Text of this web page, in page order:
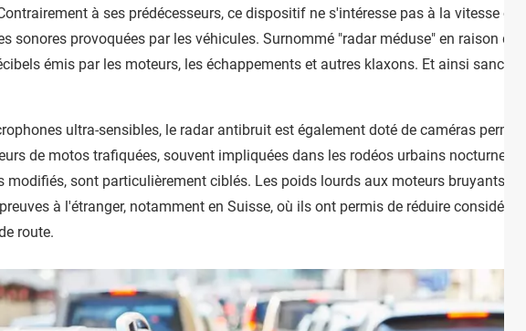
à ses prédécesseurs, ce dispositif ne s'intéresse pas à la vitesse ou
sonores provoquées par les véhicules. Surnommé "radar méduse" en raison de
émis par les moteurs, les échappements et autres klaxons. Et ainsi
ultra-sensibles, le radar antibruit est également doté de caméras
de motos trafiquées, souvent impliquées dans les rodéos urbains nocturnes,
modifiés, sont particulièrement ciblés. Les poids lourds aux moteurs bruyants ne
à l'étranger, notamment en Suisse, où ils ont permis de réduire
route.